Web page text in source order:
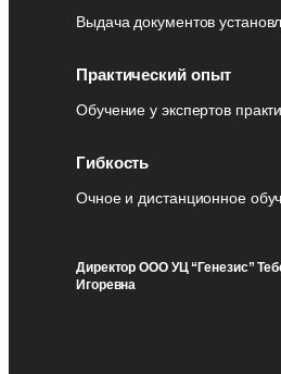
Выдача документов
Практический опыт
Обучение у экспертов
Гибкость
Очное и дистанционное
Директор ООО УЦ “Генезис”
Игоревна